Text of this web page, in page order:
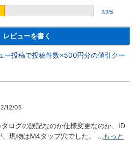
33%
レビューを書く
ー投稿で投稿件数×500円分の値引クー
3
12/05
ログの誤記なのか仕様変更なのか、ID
現物はM4タップ穴でした。 ...もっと